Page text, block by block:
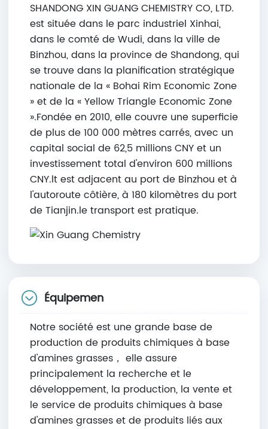
SHANDONG XIN GUANG CHEMISTRY CO, LTD.
est située dans le parc industriel Xinhai,
dans le comté de Wudi, dans la ville de
Binzhou, dans la province de Shandong, qui
se trouve dans la planification stratégique
nationale de la « Bohai Rim Economic Zone
» et de la « Yellow Triangle Economic Zone
».Fondée en 2010, elle couvre une superficie
de plus de 100 000 mètres carrés, avec un
capital social de 62,5 millions CNY et un
investissement total d'environ 600 millions
CNY.lt est adjacent au port de Binzhou et à
l'autoroute côtière, à 180 kilomètres du port
de Tianjin.le transport est pratique.
Équipemen
Notre société est une grande base de
production de produits chimiques à base
d'amines grasses， elle assure
principalement la recherche et le
développement, la production, la vente et
le service de produits chimiques à base
d'amines grasses et de produits liés aux